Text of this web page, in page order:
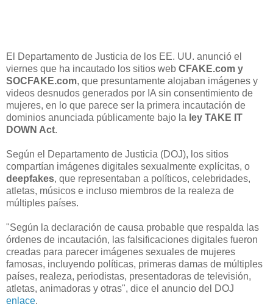
El Departamento de Justicia de los EE. UU. anunció el
viernes que ha incautado los sitios web CFAKE.com y
SOCFAKE.com, que presuntamente alojaban imágenes y
videos desnudos generados por IA sin consentimiento de
mujeres, en lo que parece ser la primera incautación de
dominios anunciada públicamente bajo la ley TAKE IT
DOWN Act.
Según el Departamento de Justicia (DOJ), los sitios
compartían imágenes digitales sexualmente explícitas, o
deepfakes, que representaban a políticos, celebridades,
atletas, músicos e incluso miembros de la realeza de
múltiples países.
"Según la declaración de causa probable que respalda las
órdenes de incautación, las falsificaciones digitales fueron
creadas para parecer imágenes sexuales de mujeres
famosas, incluyendo políticas, primeras damas de múltiples
países, realeza, periodistas, presentadoras de televisión,
atletas, animadoras y otras", dice el anuncio del DOJ
enlace.